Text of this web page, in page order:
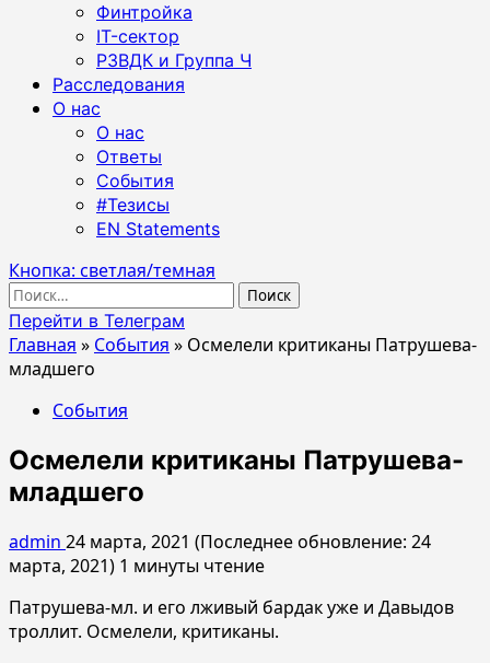
Финтройка
IT-сектор
РЗВДК и Группа Ч
Расследования
О нас
О нас
Ответы
События
#Тезисы
EN Statements
Кнопка: светлая/темная
Найти:
Перейти в Телеграм
Главная » События » Осмелели критиканы Патрушева-
младшего
События
Осмелели критиканы Патрушева-
младшего
admin 24 марта, 2021 (Последнее обновление: 24
марта, 2021) 1 минуты чтение
Патрушева-мл. и его лживый бардак уже и Давыдов
троллит. Осмелели, критиканы.